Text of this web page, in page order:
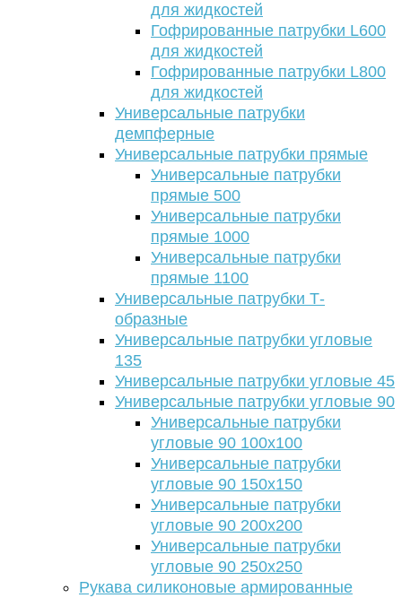
для жидкостей
Гофрированные патрубки L600
для жидкостей
Гофрированные патрубки L800
для жидкостей
Универсальные патрубки
демпферные
Универсальные патрубки прямые
Универсальные патрубки
прямые 500
Универсальные патрубки
прямые 1000
Универсальные патрубки
прямые 1100
Универсальные патрубки Т-
образные
Универсальные патрубки угловые
135
Универсальные патрубки угловые 45
Универсальные патрубки угловые 90
Универсальные патрубки
угловые 90 100х100
Универсальные патрубки
угловые 90 150х150
Универсальные патрубки
угловые 90 200х200
Универсальные патрубки
угловые 90 250х250
Рукава силиконовые армированные